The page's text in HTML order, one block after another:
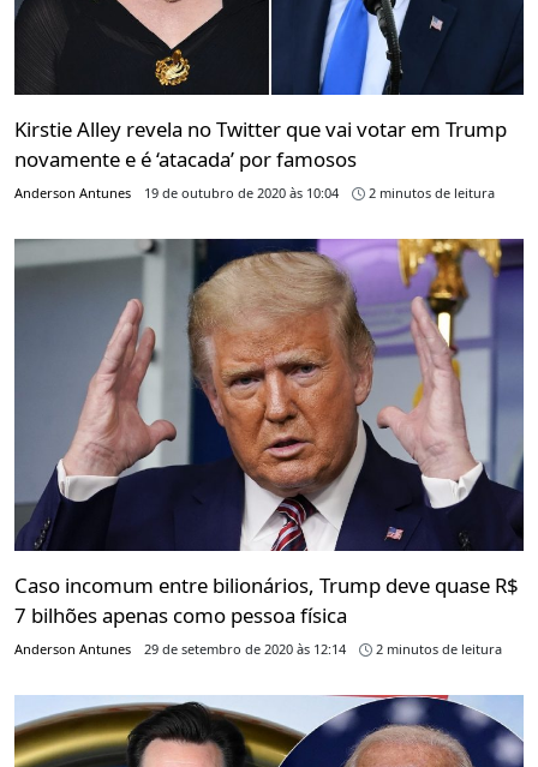
Kirstie Alley revela no Twitter que vai votar em Trump
novamente e é ‘atacada’ por famosos
Anderson Antunes 19 de outubro de 2020 às 10:04 2 minutos de leitura
Caso incomum entre bilionários, Trump deve quase R$
7 bilhões apenas como pessoa física
Anderson Antunes 29 de setembro de 2020 às 12:14 2 minutos de leitura